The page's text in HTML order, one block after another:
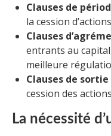
Clauses de
la cession
Clauses
entrants au
meilleure
Clauses de sortie
cession des
La nécessité